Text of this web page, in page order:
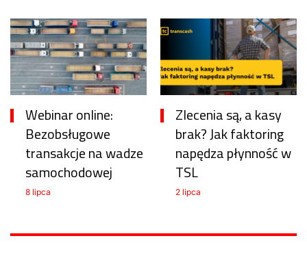
Webinar online:
Bezobsługowe
transakcje na wadze
samochodowej
8 lipca
Zlecenia są, a kasy
brak? Jak faktoring
napędza płynność w
TSL
2 lipca